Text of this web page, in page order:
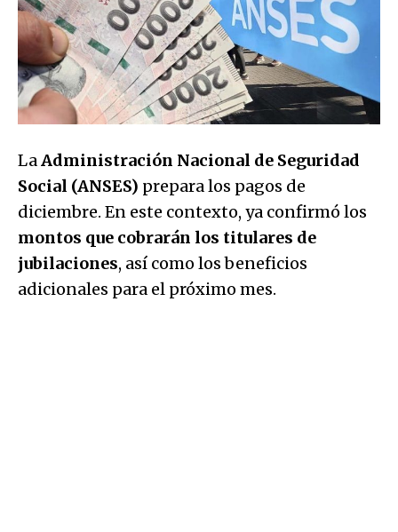
LaAdministración Nacional de Seguridad
Social (ANSES) prepara los pagos de
diciembre. En este contexto, ya confirmó los
montos que cobrarán los titulares de
jubilaciones, así como los beneficios
adicionales para el próximo mes.